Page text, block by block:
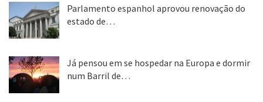
Parlamento espanhol aprovou renovação do
estado de…
Já pensou em se hospedar na Europa e dormir
num Barril de…